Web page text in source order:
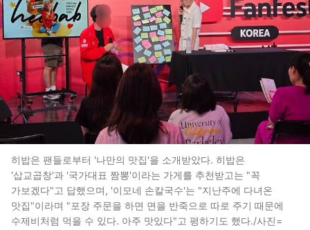
히밥은 팬들로부터 '나만의 맛집'을 소개받았다. 히밥은
'삽교곱창'과 '국가대표 짬뽕'이라는 가게를 추천받고는 "꼭
가보겠다"고 답했으며, '이모네 손칼국수'는 "지난주에 다녀온
맛집"이라며 "포장 주문을 하면 면을 반죽으로 따로 주기 때문에
수제비처럼 먹을 수 있다. 아주 맛있다"고 평하기도 했다./사진=